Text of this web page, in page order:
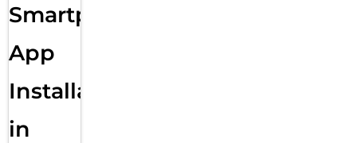
Smartphone
App
Installation
in